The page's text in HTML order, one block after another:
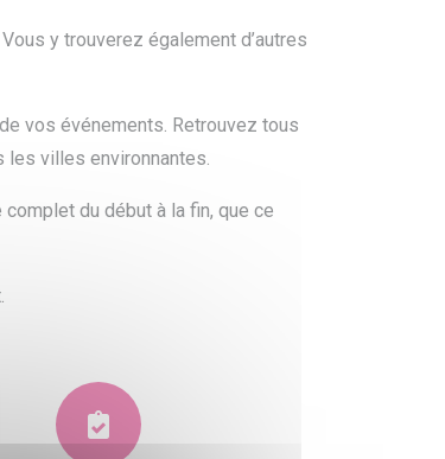
Vous y trouverez également d’autres
vos événements. Retrouvez tous
les villes environnantes.
du début à la fin, que ce